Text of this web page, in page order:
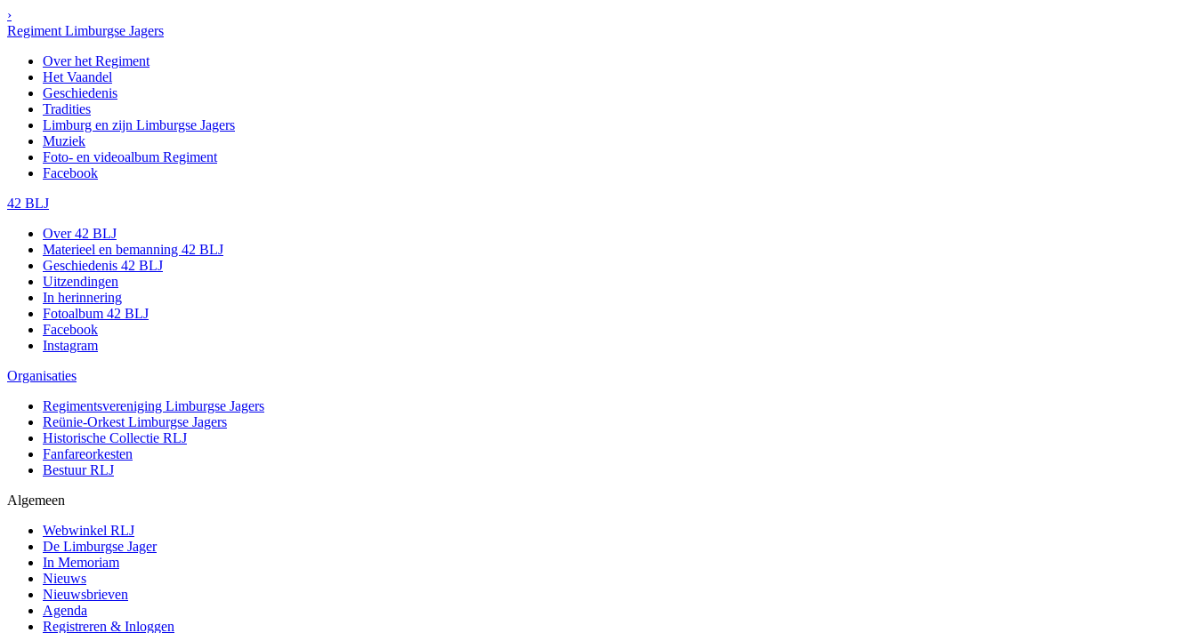
›
Regiment Limburgse Jagers
Over het Regiment
Het Vaandel
Geschiedenis
Tradities
Limburg en zijn Limburgse Jagers
Muziek
Foto- en videoalbum Regiment
Facebook
42 BLJ
Over 42 BLJ
Materieel en bemanning 42 BLJ
Geschiedenis 42 BLJ
Uitzendingen
In herinnering
Fotoalbum 42 BLJ
Facebook
Instagram
Organisaties
Regimentsvereniging Limburgse Jagers
Reünie-Orkest Limburgse Jagers
Historische Collectie RLJ
Fanfareorkesten
Bestuur RLJ
Algemeen
Webwinkel RLJ
De Limburgse Jager
In Memoriam
Nieuws
Nieuwsbrieven
Agenda
Registreren & Inloggen